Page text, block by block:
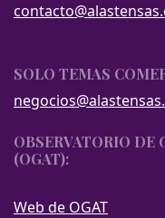
SOLO TEMAS
OBSERVATORIO DE
(OGAT):
Web de OGAT